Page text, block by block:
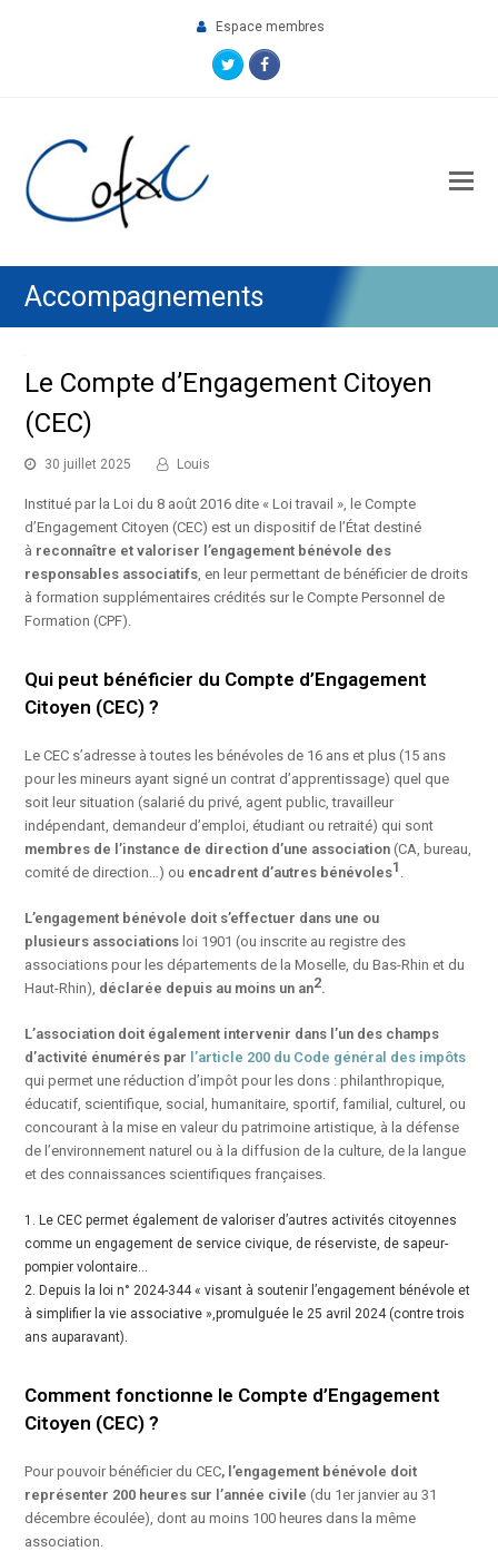
Espace membres
TwitterFacebook
Accompagnements
Le Compte d’Engagement Citoyen
(CEC)
30 juillet 2025 Louis
Institué par la Loi du 8 août 2016 dite « Loi travail », le Compte
d’Engagement Citoyen (CEC) est un dispositif de l’État destiné
à reconnaître et valoriser l’engagement bénévole des
responsables associatifs, en leur permettant de bénéficier de droits
à formation supplémentaires crédités sur le Compte Personnel de
Formation (CPF).
Qui peut bénéficier du Compte d’Engagement
Citoyen (CEC) ?
Le CEC s’adresse à toutes les bénévoles de 16 ans et plus (15 ans
pour les mineurs ayant signé un contrat d’apprentissage) quel que
soit leur situation (salarié du privé, agent public, travailleur
indépendant, demandeur d’emploi, étudiant ou retraité) qui sont
membres de l’instance de direction d’une association (CA, bureau,
comité de direction…) ou encadrent d’autres bénévoles1 .
L’engagement bénévole doit s’effectuer dans une ou
plusieurs associations loi 1901 (ou inscrite au registre des
associations pour les départements de la Moselle, du Bas-Rhin et du
Haut-Rhin), déclarée depuis au moins un an2.
L’association doit également intervenir dans l’un des champs
d’activité énumérés par l’article 200 du Code général des impôts
qui permet une réduction d’impôt pour les dons : philanthropique,
éducatif, scientifique, social, humanitaire, sportif, familial, culturel, ou
concourant à la mise en valeur du patrimoine artistique, à la défense
de l’environnement naturel ou à la diffusion de la culture, de la langue
et des connaissances scientifiques françaises.
1. Le CEC permet également de valoriser d’autres activités citoyennes
comme un engagement de service civique, de réserviste, de sapeur-
pompier volontaire…
2. Depuis la loi n° 2024-344 « visant à soutenir l’engagement bénévole et
à simplifier la vie associative »,promulguée le 25 avril 2024 (contre trois
ans auparavant).
Comment fonctionne le Compte d’Engagement
Citoyen (CEC) ?
Pour pouvoir bénéficier du CEC, l’engagement bénévole doit
représenter 200 heures sur l’année civile (du 1er janvier au 31
décembre écoulée), dont au moins 100 heures dans la même
association.